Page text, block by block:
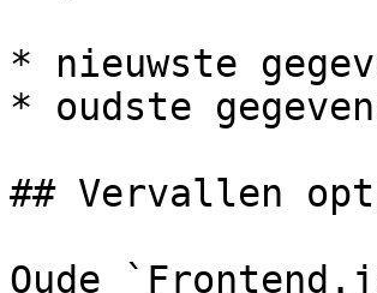
* nieuwste
* oudste
## Vervallen
Oude